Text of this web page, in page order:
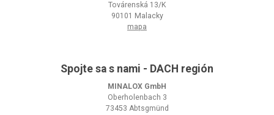
Továrenská 13/K
90101 Malacky
mapa
Spojte sa s nami - DACH región
MINALOX GmbH
Oberholenbach 3
73453 Abtsgmünd